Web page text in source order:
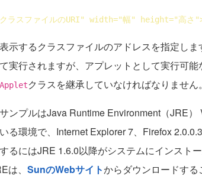
ラスファイルのURI" width="幅" height="高さ
示するクラスファイルのアドレスを指定し
実行されますが、アプレットとして実行可能
クラスを継承していなければなりません。
ンプルはJava Runtime Environment（JRE）
る環境で、Internet Explorer 7、Firefox
るにはJRE 1.6.0以降がシステムにインスト
は、 SunのWebサイトからダウンロードする